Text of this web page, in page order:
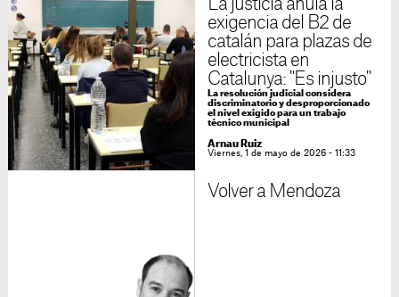
La justicia anula la
exigencia del B2 de
catalán para plazas de
electricista en
Catalunya: "Es injusto"
La resolución judicial considera
discriminatorio y desproporcionado
el nivel exigido para un trabajo
técnico municipal
Arnau Ruiz
Viernes, 1 de mayo de 2026 - 11:33
Volver a Mendoza